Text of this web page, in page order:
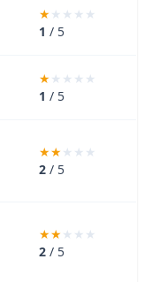
1 / 5
1 / 5
2 / 5
2 / 5